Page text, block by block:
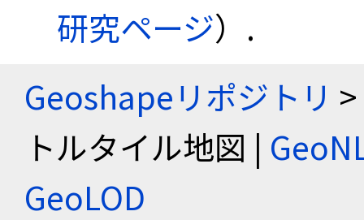
研究ページ）.
Geoshapeリポジトリ
トルタイル地図 |
GeoLOD